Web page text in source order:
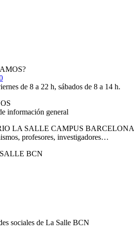
de 8 a 22 h, sábados de 8 a 14 h.
información general
LA SALLE CAMPUS BARCELONA
profesores, investigadores…
BCN
sociales de La Salle BCN